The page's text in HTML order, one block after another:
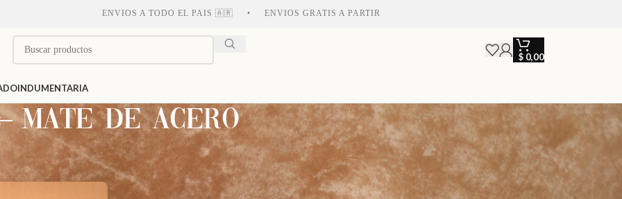
ENVIOS A TODO EL PAIS 🇦🇷 • ENVIOS GRATIS A PARTIR DE $150.000 • ENVIOS A TODO EL PAIS 🇦🇷 • ENVIOS
$0,00
INDUMENTARIA
mate de acero
“mate de acero” Mostrar 9 12 24